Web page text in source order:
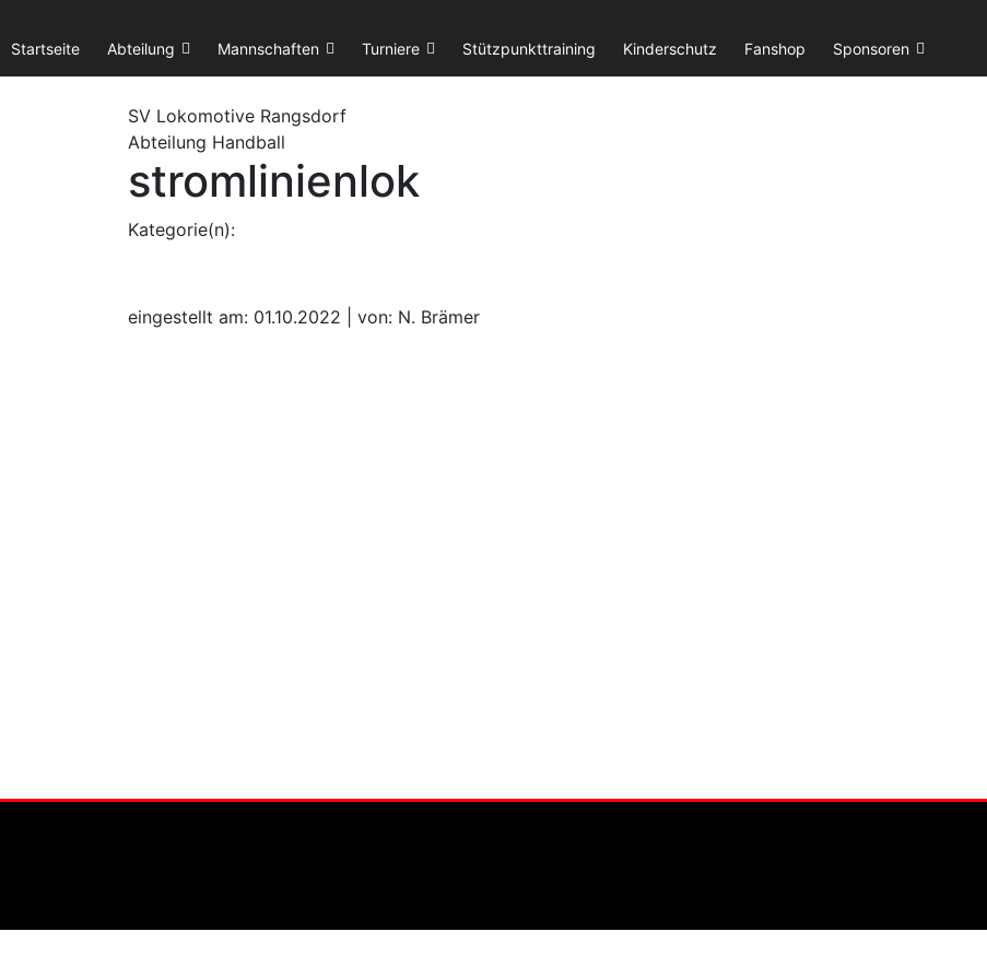
Startseite Abteilung Mannschaften Turniere Stützpunkttraining Kinderschutz Fanshop Sponsoren
SV Lokomotive Rangsdorf
Abteilung Handball
stromlinienlok
Kategorie(n):
eingestellt am: 01.10.2022 | von: N. Brämer